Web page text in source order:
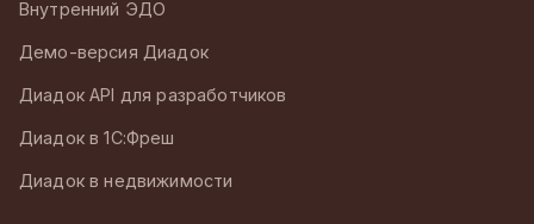
Внутренний ЭДО
Демо-версия Диадок
Диадок API для разработчиков
Диадок в 1С:Фреш
Диадок в недвижимости